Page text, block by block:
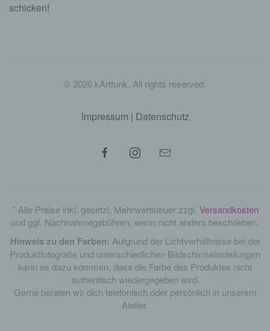
schicken!
© 2026 kArtfunk. All rights reserved.
Impressum | Datenschutz
* Alle Preise inkl. gesetzl. Mehrwertsteuer zzgl. Versandkosten
und ggf. Nachnahmegebühren, wenn nicht anders beschrieben.
Hinweis zu den Farben: Aufgrund der Lichtverhältnisse bei der
Produktfotografie und unterschiedlichen Bildschirmeinstellungen
kann es dazu kommen, dass die Farbe des Produktes nicht
authentisch wiedergegeben wird.
Gerne beraten wir dich telefonisch oder persönlich in unserem
Atelier.